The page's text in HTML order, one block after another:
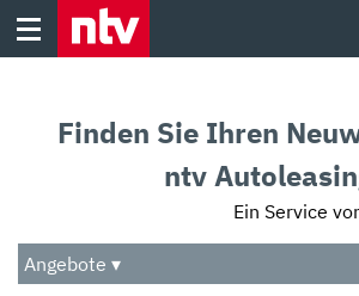
Skip
Audio
Das Beste
Finden Sie Ihren
ntv
Ein Service
Angebote ▾